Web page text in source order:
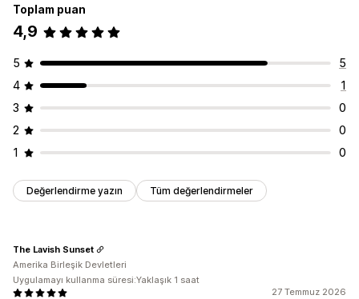
Toplam puan
4,9
5
5
4
1
3
0
2
0
1
0
Değerlendirme yazın Tüm değerlendirmeler
27 Temmuz 2026
The Lavish Sunset
Amerika Birleşik Devletleri
Uygulamayı kullanma süresi:Yaklaşık 1 saat